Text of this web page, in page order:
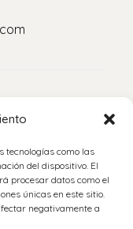
tecnologías como las
del dispositivo. El
procesar datos como el
únicas en este sitio.
negativamente a